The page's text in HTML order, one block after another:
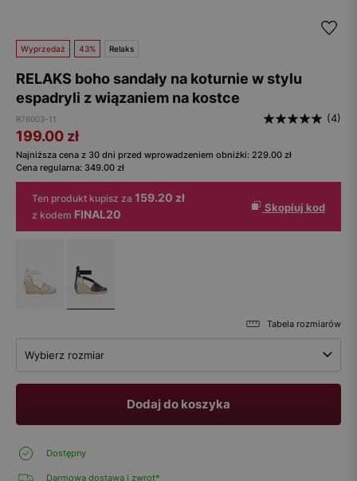
Wyprzedaż 43% Relaks
RELAKS boho sandały na koturnie w stylu
espadryli z wiązaniem na kostce
R76003-11 (4)
199.00 zł
Najniższa cena z 30 dni przed wprowadzeniem obniżki: 229.00 zł
Cena regularna: 349.00 zł
Ten produkt kupisz za 159.20 zł
z kodem FINAL20 Skopiuj kod
Tabela rozmiarów
Wybierz rozmiar
Dodaj do koszyka
Dostępny
Darmowa dostawa i zwrot*